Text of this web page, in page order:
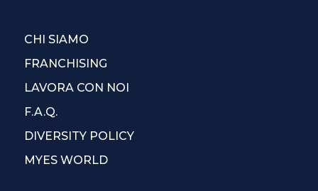
CHI SIAMO
FRANCHISING
LAVORA CON NOI
F.A.Q.
DIVERSITY POLICY
MYES WORLD